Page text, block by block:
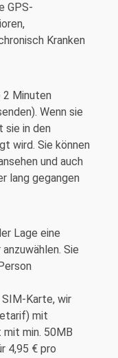
GPS-
Kranken
2 Minuten
Wenn sie
sie in den
wird. Sie können
und auch
lang gegangen
Lage eine
Sie
Karte, wir
mit
min. 50MB
4,95 € pro